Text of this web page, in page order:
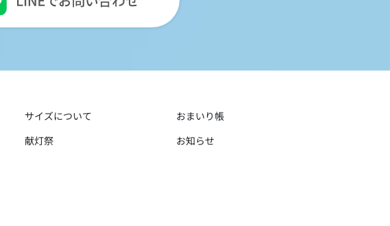
サイズについて
献灯祭
おまいり帳
お知らせ